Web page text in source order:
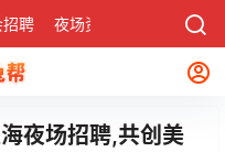
聘 夜场资讯 社区
夜场招聘,共创美